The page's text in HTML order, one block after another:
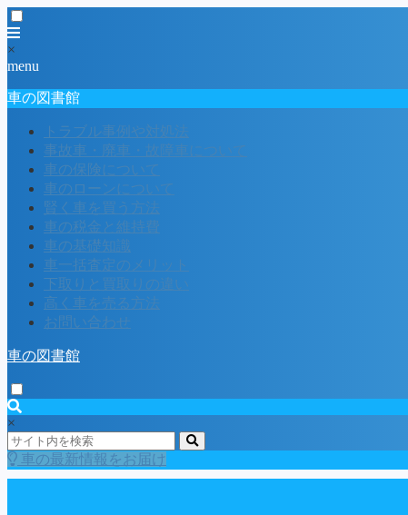
×
menu
車の図書館
トラブル事例や対処法
事故車・廃車・故障車について
車の保険について
車のローンについて
賢く車を買う方法
車の税金と維持費
車の基礎知識
車一括査定のメリット
下取りと買取りの違い
高く車を売る方法
お問い合わせ
車の図書館
×
車の最新情報をお届け